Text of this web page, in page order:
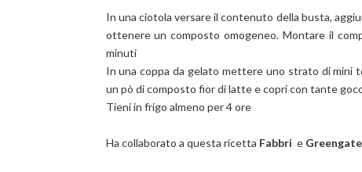
In una ciotola versare il contenuto della busta,
ottenere un composto omogeneo. Montare il
minuti
In una coppa da gelato mettere uno strato di mini
un pò di composto fior di latte e copri con tante
Tieni in frigo almeno per 4 ore
Ha collaborato a questa ricetta Fabbri e Greengate